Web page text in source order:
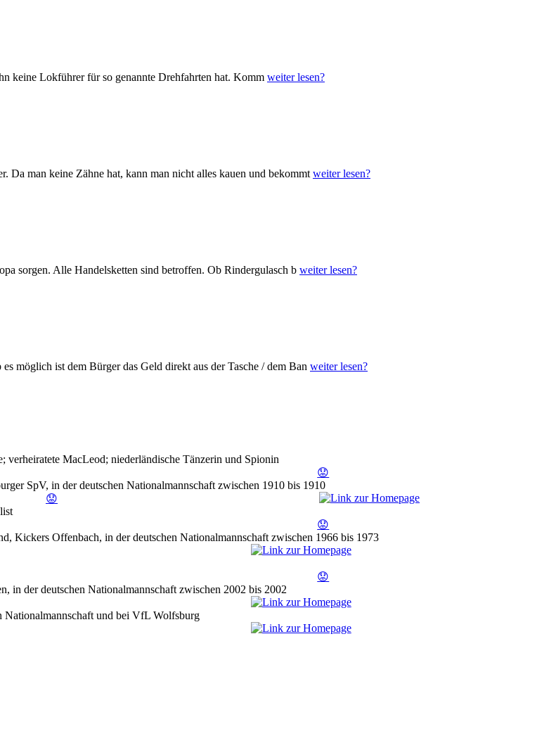
keine Lokführer für so genannte Drehfahrten hat. Komm weiter lesen?
man keine Zähne hat, kann man nicht alles kauen und bekommt weiter lesen?
sorgen. Alle Handelsketten sind betroffen. Ob Rindergulasch b weiter lesen?
möglich ist dem Bürger das Geld direkt aus der Tasche / dem Ban weiter lesen?
MacLeod; niederländische Tänzerin und Spionin
😟
SpV, in der deutschen Nationalmannschaft zwischen 1910 bis 1910
😟
😟
Kickers Offenbach, in der deutschen Nationalmannschaft zwischen 1966 bis 1973
😟
der deutschen Nationalmannschaft zwischen 2002 bis 2002
Nationalmannschaft und bei VfL Wolfsburg